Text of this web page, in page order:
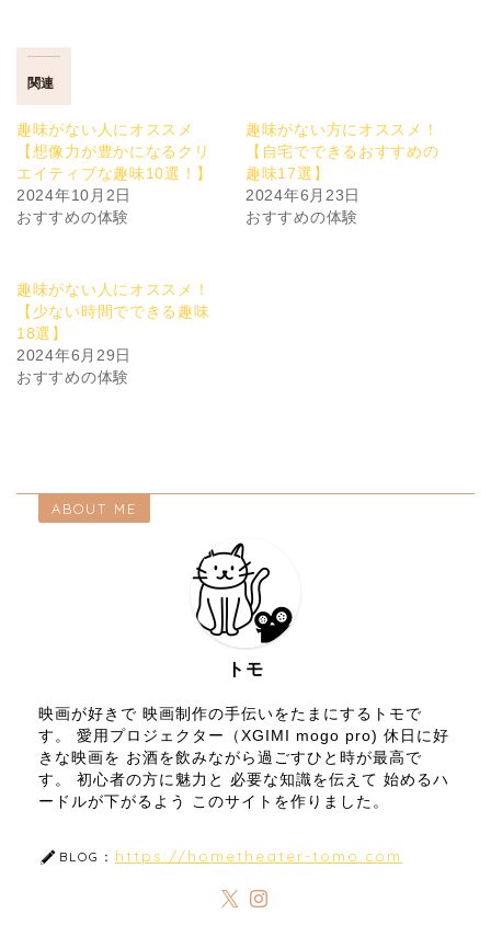
関連
趣味がない人にオススメ
【想像力が豊かになるクリ
エイティブな趣味10選！】
2024年10月2日
おすすめの体験
趣味がない方にオススメ！
【自宅でできるおすすめの
趣味17選】
2024年6月23日
おすすめの体験
趣味がない人にオススメ！
【少ない時間でできる趣味
18選】
2024年6月29日
おすすめの体験
ABOUT ME
トモ
映画が好きで 映画制作の手伝いをたまにするトモで
す。 愛用プロジェクター（XGIMI mogo pro) 休日に好
きな映画を お酒を飲みながら過ごすひと時が最高で
す。 初心者の方に魅力と 必要な知識を伝えて 始めるハ
ードルが下がるよう このサイトを作りました。
BLOG： https://hometheater-tomo.com